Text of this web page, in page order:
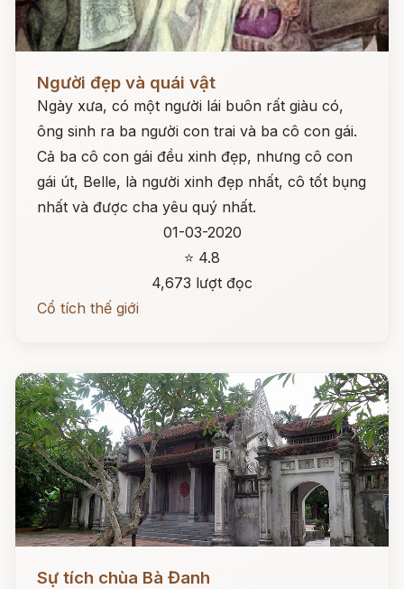
Người đẹp và quái vật
Ngày xưa, có một người lái buôn rất giàu có,
ông sinh ra ba người con trai và ba cô con gái.
Cả ba cô con gái đều xinh đẹp, nhưng cô con
gái út, Belle, là người xinh đẹp nhất, cô tốt bụng
nhất và được cha yêu quý nhất.
01-03-2020
⭐ 4.8
4,673 lượt đọc
Cổ tích thế giới
Sự tích chùa Bà Đanh